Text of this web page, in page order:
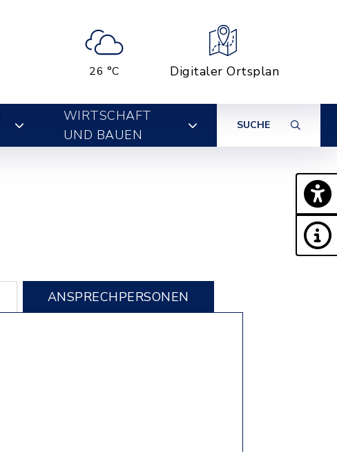
26 °C Digitaler Ortsplan
WIRTSCHAFT
UND BAUEN
SUCHE
ANSPRECHPERSONEN